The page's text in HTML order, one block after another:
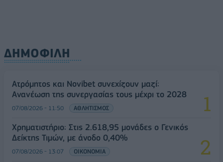
ΔΗΜΟΦΙΛΗ
Ατρόμητος και Novibet συνεχίζουν μαζί:
Ανανέωση της συνεργασίας τους μέχρι το 2028
07/08/2026 - 11:50 ΑΘΛΗΤΙΣΜΟΣ
Χρηματιστήριο: Στις 2.618,95 μονάδες ο Γενικός
Δείκτης Τιμών, με άνοδο 0,40%
07/08/2026 - 13:07 ΟΙΚΟΝΟΜΙΑ